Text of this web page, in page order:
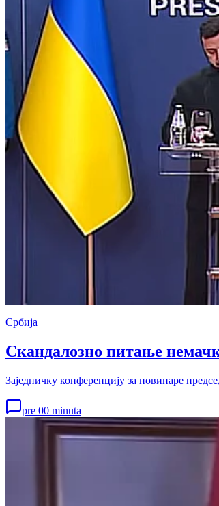
Србија
Скандалозно питање
Заједничку конференцију за новинаре
pre 00 minuta